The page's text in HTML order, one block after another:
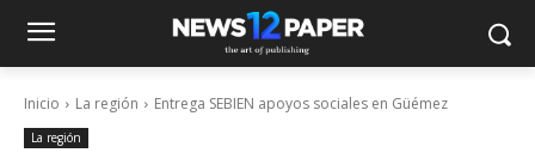
Inicio La región Entrega SEBIEN apoyos sociales en Güémez
La región